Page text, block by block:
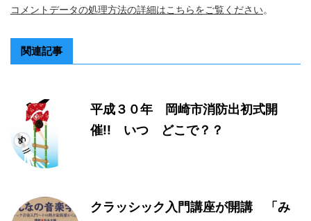
コメントデータの処理方法の詳細はこちらをご覧ください。
関連記事
平成３０年 岡崎市消防出初式開
催!! いつ どこで？？
クラッシック入門講座が開講 「み